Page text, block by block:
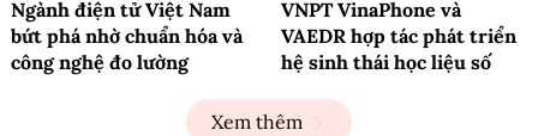
Ngành điện tử Việt Nam
bứt phá nhờ chuẩn hóa và
công nghệ đo lường
VNPT VinaPhone và
VAEDR hợp tác phát triển
hệ sinh thái học liệu số
Xem thêm